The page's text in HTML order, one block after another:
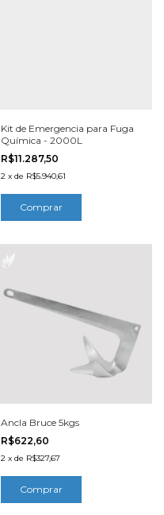
Kit de Emergencia para Fuga
Química - 2000L
R$11.287,50
2 x de R$5.940,61
Ancla Bruce 5kgs
R$622,60
2 x de R$327,67